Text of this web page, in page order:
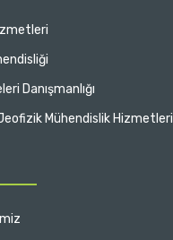
Danışmanlığı
Mühendislik Hizmetleri